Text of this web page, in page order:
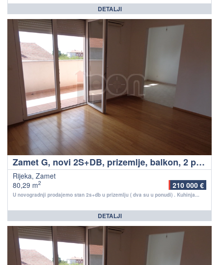
DETALJI
Zamet G, novi 2S+DB, prizemlje, balkon, 2 parkirna mjesta
Rijeka, Zamet
80,29 m2 210 000 €
U novogradnji prodajemo stan 2s+db u prizemlju ( dva su u ponudi) . Kuhinja...
DETALJI